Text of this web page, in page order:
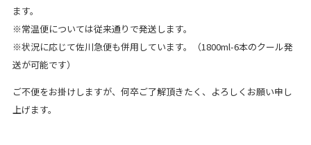
ます。
※常温便については従来通りで発送します。
※状況に応じて佐川急便も併用しています。（1800ml-6本のクール発
送が可能です）
ご不便をお掛けしますが、何卒ご了解頂きたく、よろしくお願い申し
上げます。